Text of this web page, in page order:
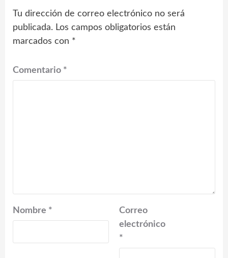
Tu dirección de correo electrónico no será
publicada. Los campos obligatorios están
marcados con *
Comentario *
Nombre *
Correo
electrónico
*